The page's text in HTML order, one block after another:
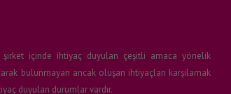
şirket içinde ihtiyaç duyulan çeşitli amaca yönelik
bulunmayan ancak oluşan ihtiyaçları karşılamak
duyulan durumlar vardır.